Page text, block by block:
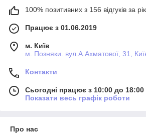
100% позитивних з 156 відгуків за рік
Працює з 01.06.2019
м. Київ
м. Позняки. вул.А.Ахматової, 31,
Контакти
Сьогодні працює з 10:00 до 18:00
Показати весь графік роботи
Про нас